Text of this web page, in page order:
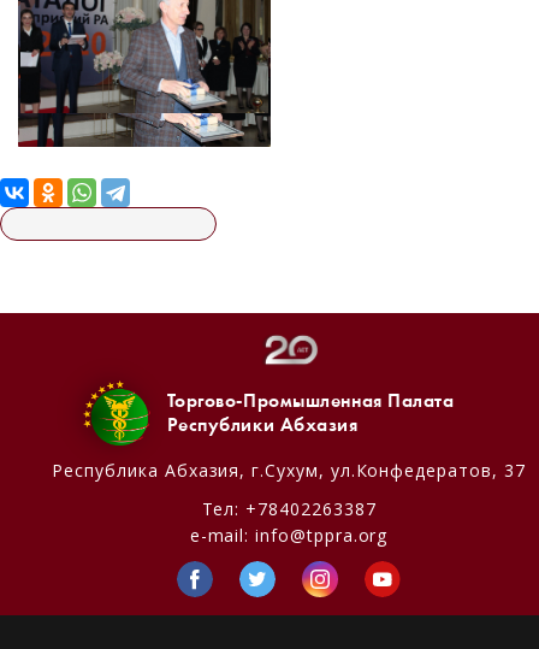
Торгово-Промышленная Палата
Республики Абхазия
Республика Абхазия, г.Сухум, ул.Конфедератов, 37
Тел: +78402263387
e-mail:info@tppra.org